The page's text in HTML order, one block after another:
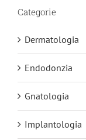
Categorie
Dermatologia
Endodonzia
Gnatologia
Implantologia